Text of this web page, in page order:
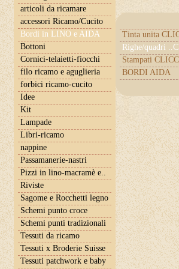
articoli da ricamare
accessori Ricamo/Cucito
Bordi in LINO e AIDA
Tinta unita
Righe/quadri
Stampati
BORDI AIDA
Bottoni
Cornici-telaietti-fiocchi
filo ricamo e aguglieria
forbici ricamo-cucito
Idee
Kit
Lampade
Libri-ricamo
nappine
Passamanerie-nastri
Pizzi in lino-macramè e..
Riviste
Sagome e Rocchetti legno
Schemi punto croce
Schemi punti tradizionali
Tessuti da ricamo
Tessuti x Broderie Suisse
Tessuti patchwork e baby